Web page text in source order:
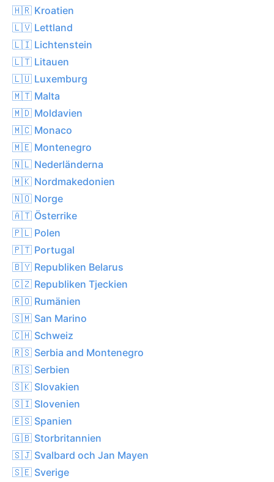
🇭🇷 Kroatien
🇱🇻 Lettland
🇱🇮 Lichtenstein
🇱🇹 Litauen
🇱🇺 Luxemburg
🇲🇹 Malta
🇲🇩 Moldavien
🇲🇨 Monaco
🇲🇪 Montenegro
🇳🇱 Nederländerna
🇲🇰 Nordmakedonien
🇳🇴 Norge
🇦🇹 Österrike
🇵🇱 Polen
🇵🇹 Portugal
🇧🇾 Republiken Belarus
🇨🇿 Republiken Tjeckien
🇷🇴 Rumänien
🇸🇲 San Marino
🇨🇭 Schweiz
🇷🇸 Serbia and Montenegro
🇷🇸 Serbien
🇸🇰 Slovakien
🇸🇮 Slovenien
🇪🇸 Spanien
🇬🇧 Storbritannien
🇸🇯 Svalbard och Jan Mayen
🇸🇪 Sverige